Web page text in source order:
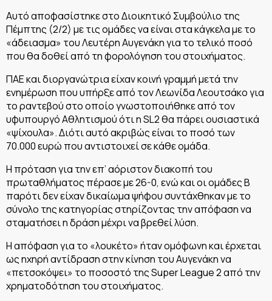
Αυτό αποφασίστηκε στο Διοικητικό Συμβούλιο της
Πέμπτης (2/2) με τις ομάδες να είναι στα κάγκελα με το
«άδειασμα» του Λευτέρη Αυγενάκη για το τελικό ποσό
που θα δοθεί από τη φορολόγηση του στοιχήματος.
ΠΑΕ και διοργανώτρια είχαν κοινή γραμμή μετά την
ενημέρωση που υπήρξε από τον Λεωνίδα Λεουτσάκο για
το ραντεβού στο οποίο γνωστοποιήθηκε από τον
υφυπουργό Αθλητισμού ότι η SL2 θα πάρει ουσιαστικά
«ψίχουλα». Διότι αυτό ακριβώς είναι το ποσό των
70.000 ευρώ που αντιστοιχεί σε κάθε ομάδα.
Η πρόταση για την επ’ αόριστον διακοπή του
πρωταθλήματος πέρασε με 26-0, ενώ και οι ομάδες Β
παρότι δεν είχαν δικαίωμα ψήφου συντάχθηκαν με το
σύνολο της κατηγορίας στηρίζοντας την απόφαση να
σταματήσει η δράση μέχρι να βρεθεί λύση.
Η απόφαση για το «λουκέτο» ήταν ομόφωνη και έρχεται
ως ηχηρή αντίδραση στην κίνηση του Αυγενάκη να
«πετσοκόψει» το ποσοστό της Super League 2 από την
χρηματοδότηση του στοιχήματος.